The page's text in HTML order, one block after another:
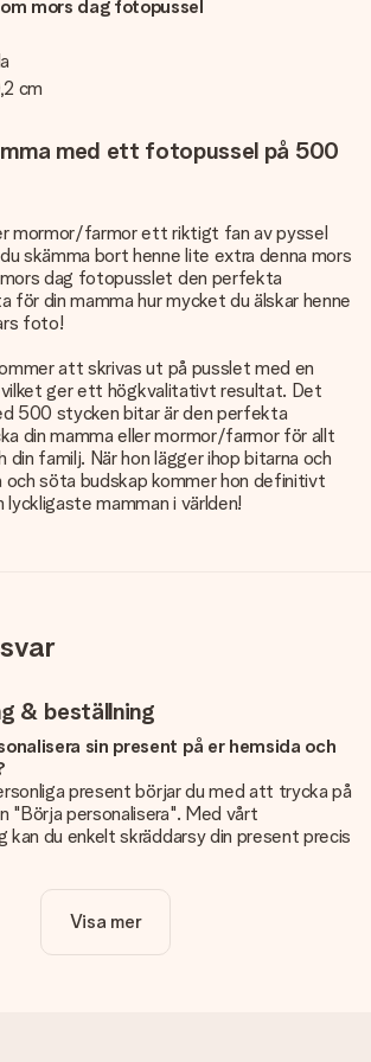
mors dag fotopussel
cm
med ett fotopussel på 500
mormor/farmor ett riktigt fan av pyssel
skämma bort henne lite extra denna mors
dag fotopusslet den perfekta
för din mamma hur mycket du älskar henne
foto!
att skrivas ut på pusslet med en
vilket ger ett högkvalitativt resultat. Det
500 stycken bitar är den perfekta
din mamma eller mormor/farmor för allt
din familj. När hon lägger ihop bitarna och
söta budskap kommer hon definitivt
lyckligaste mamman i världen!
& beställning
sin present på er hemsida och
present börjar du med att trycka på
"Börja personalisera". Med vårt
kan du enkelt skräddarsy din present precis
extra att personalisera sin present?
Visa mer